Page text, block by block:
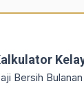
Bersih